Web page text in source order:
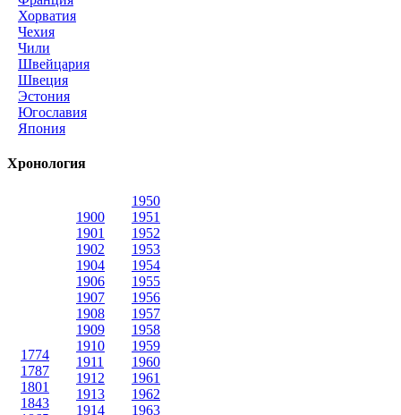
Хорватия
Чехия
Чили
Швейцария
Швеция
Эстония
Югославия
Япония
Хронология
1774
1787
1801
1843
1900
1901
1902
1904
1906
1907
1908
1909
1910
1911
1912
1913
1914
1950
1951
1952
1953
1954
1955
1956
1957
1958
1959
1960
1961
1962
1963